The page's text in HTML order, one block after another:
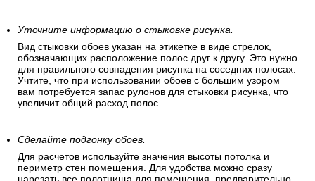
Уточните информацию о стыковке рисунка.
Вид стыковки обоев указан на этикетке в виде стрелок,
обозначающих расположение полос друг к другу. Это нужно
для правильного совпадения рисунка на соседних полосах.
Учтите, что при использовании обоев с большим узором
вам потребуется запас рулонов для стыковки рисунка, что
увеличит общий расход полос.
Сделайте подгонку обоев.
Для расчетов используйте значения высоты потолка и
периметр стен помещения. Для удобства можно сразу